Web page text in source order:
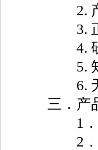
2. 产
3. 正在
4. 研发
5. 知识
6. 无
三．产
1．资
2．现有